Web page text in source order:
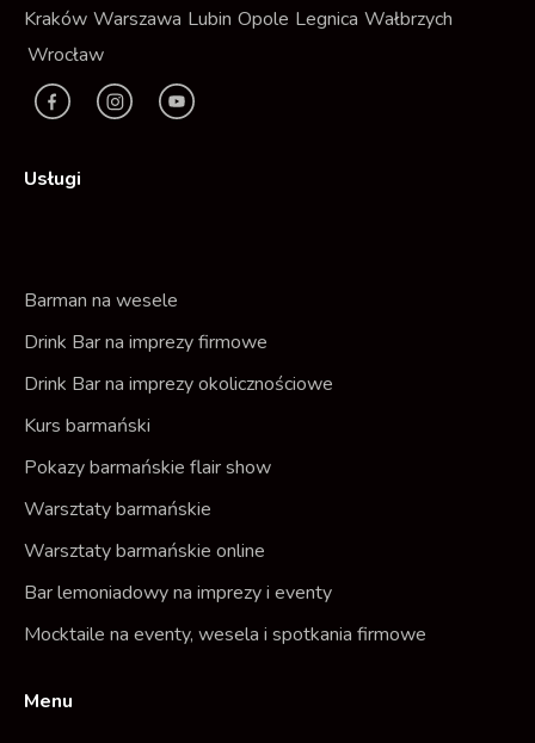
Kraków Warszawa Lubin Opole Legnica Wałbrzych
Wrocław
F
a
c
e
o
k
I
n
r
a
m
Y
t
Usługi
Barman na wesele
Drink Bar na imprezy firmowe
Drink Bar na imprezy okolicznościowe
Kurs barmański
Pokazy barmańskie flair show
Warsztaty barmańskie
Warsztaty barmańskie online
Bar lemoniadowy na imprezy i eventy
Mocktaile na eventy, wesela i spotkania firmowe
Menu